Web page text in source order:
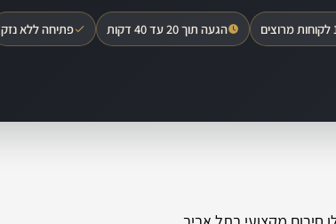
הגעה תוך 20 עד 40 דקות פתיחה ללא נזק